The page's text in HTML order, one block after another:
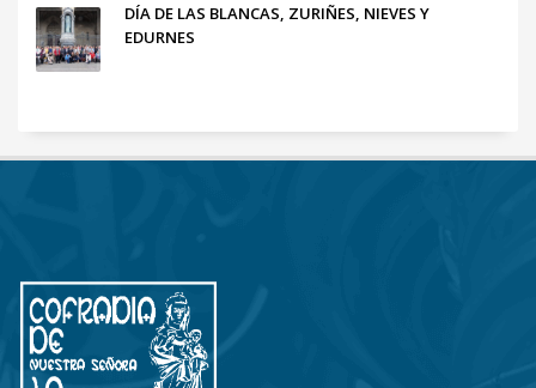
DÍA DE LAS BLANCAS, ZURIÑES, NIEVES Y
EDURNES